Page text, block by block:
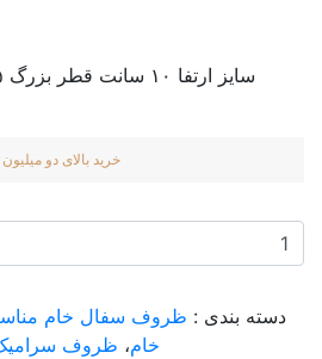
خرید بالای دو میلیون
دسته بندی : ظروف سفال خام
خام، ظروف